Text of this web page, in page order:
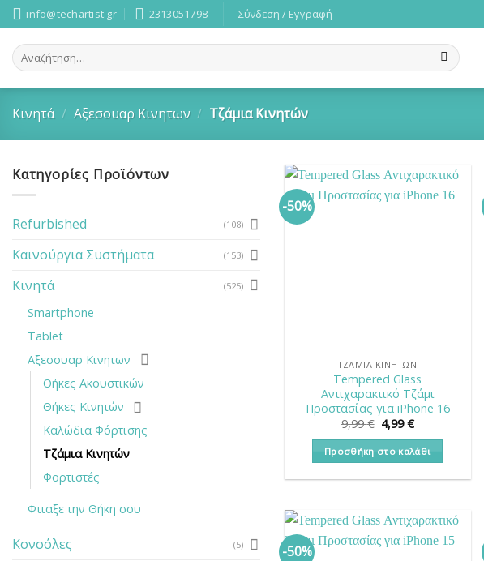
Skip
to
content
info@techartist.gr 2313051798 Σύνδεση / Εγγραφή
Αναζήτηση
για:
Κινητά / Αξεσουαρ Κινητων / Τζάμια Κινητών
Κατηγορίες Προϊόντων
Refurbished (108)
Καινούργια Συστήματα (153)
Κινητά (525)
Smartphone
Tablet
Αξεσουαρ Κινητων
Θήκες Ακουστικών
Θήκες Κινητών
Καλώδια Φόρτισης
Τζάμια Κινητών
Φορτιστές
Φτιαξε την Θήκη σου
Κονσόλες (5)
-50%
ΤΖΆΜΙΑ ΚΙΝΗΤΏΝ
Tempered Glass
Αντιχαρακτικό Τζάμι
Προστασίας για iPhone 16
9,99€ Original
price
was:
9,99 €.
4,99€Η
τιμή
είναι:
Προσθήκη στο καλάθι
-50%